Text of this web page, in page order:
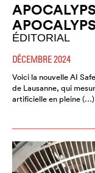
ÉDITORIAL
DÉCEMBRE 2024
Voici la nouvelle AI
de Lausanne, qui
artificielle en pleine (…)